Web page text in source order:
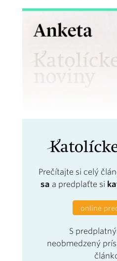
Prečítajte si celý
sa a predplaťte si
online
S
neobmedzený